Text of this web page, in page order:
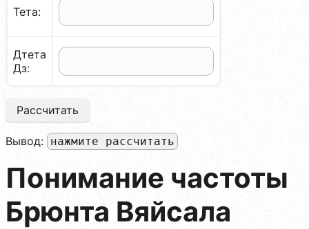
Тета:
Дтета
Дз:
Рассчитать
Вывод: нажмите рассчитать
Понимание частоты
Брюнта Вяйсала